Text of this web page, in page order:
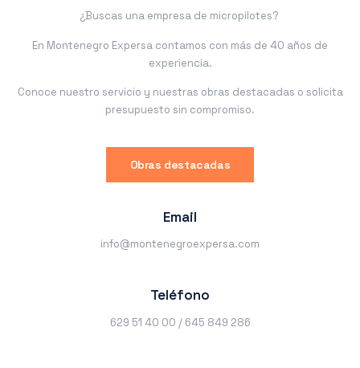
¿Buscas una empresa de micropilotes?
En Montenegro Expersa contamos con más de 40 años de
experiencia.
Conoce nuestro servicio y nuestras obras destacadas o solicita
presupuesto sin compromiso.
Obras destacadas
Email
info@montenegroexpersa.com
Teléfono
629 51 40 00 / 645 849 286